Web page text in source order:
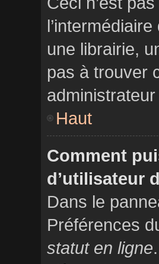
une librairie,
pas à trouver
Haut
Comment
d’utilisateur
Dans le
Préférences
statut en ligne